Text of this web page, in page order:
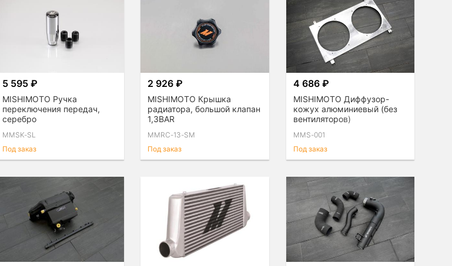
5 595 ₽
MISHIMOTO Ручка
переключения передач,
серебро
MMSK-SL
Под заказ
2 926 ₽
MISHIMOTO Крышка
радиатора, большой клапан
1,3BAR
MMRC-13-SM
Под заказ
4 686 ₽
MISHIMOTO Диффузор-
кожух алюминиевый (без
вентиляторов)
MMS-001
Под заказ